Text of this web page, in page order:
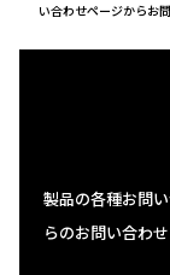
い合わせページからお
製品の各種お問
らのお問い合わ